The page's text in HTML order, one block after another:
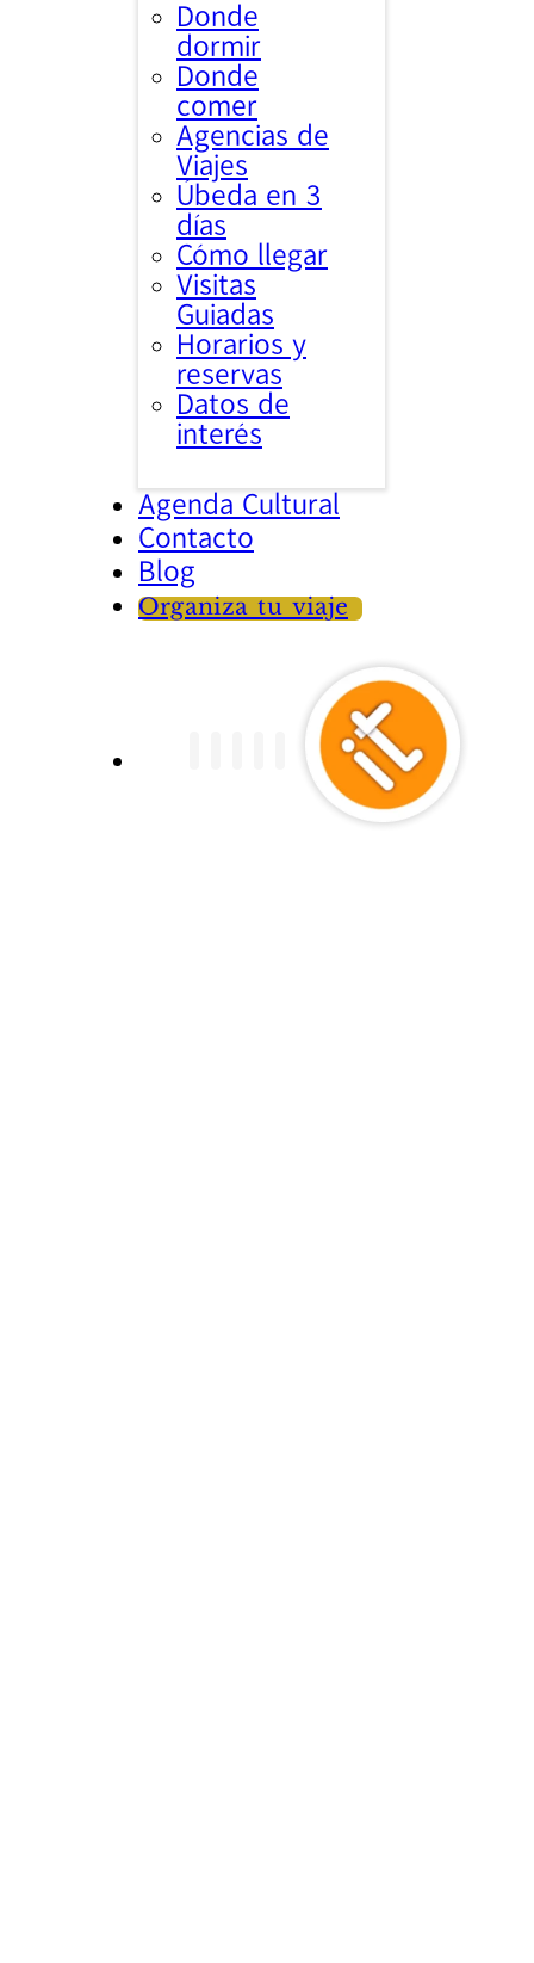
Donde
dormir
Donde
comer
Agencias de
Viajes
Úbeda en 3
días
Cómo llegar
Visitas
Guiadas
Horarios y
reservas
Datos de
interés
Agenda Cultural
Contacto
Blog
Organiza tu viaje